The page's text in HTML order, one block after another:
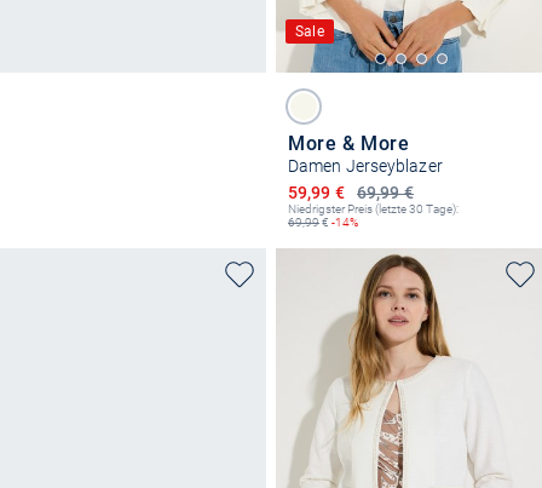
Sale
More & More
Damen Jerseyblazer
69,99 €
Ermäßigter Preis
59,99 €
Niedrigster Preis (letzte 30 Tage):
69,99€ -14%